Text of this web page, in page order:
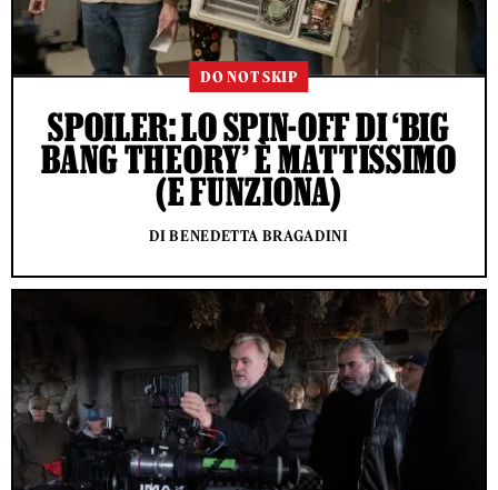
DO NOT SKIP
SPOILER: LO SPIN-OFF DI ‘BIG
BANG THEORY’ È MATTISSIMO
(E FUNZIONA)
DI BENEDETTA BRAGADINI